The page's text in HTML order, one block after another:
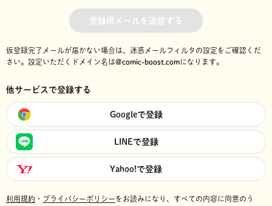
登録用メールを送信する
仮登録完了メールが届かない場合は、迷惑メールフィルタの設定をご確認くだ
さい。 設定いただくドメイン名は@comic-boost.comになります。
他サービスで登録する
Googleで登録
LINEで登録
Yahoo!で登録
利用規約 ・ プライバシーポリシーをお読みになり、 すべての内容に同意のう